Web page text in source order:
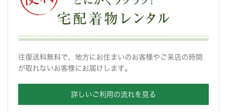
往復送料無料で、地方にお住まいのお客様やご来店の時間
が取れないお客様にお届けします。
詳しいご利用の流れを見る